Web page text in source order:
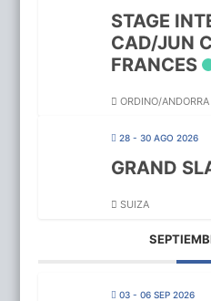
STAGE
CAD/JUN
FRANCES
ORDINO/ANDORRA
28 - 30 AGO 2026
GRAND
SUIZA
03 - 06 SEP 2026